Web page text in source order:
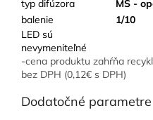
typ difúzora
MS -
balenie
1/10
LED sú
nevymeniteľné
-cena produktu zahŕňa
bez DPH (0,12€ s DPH)
Dodatočné parametre